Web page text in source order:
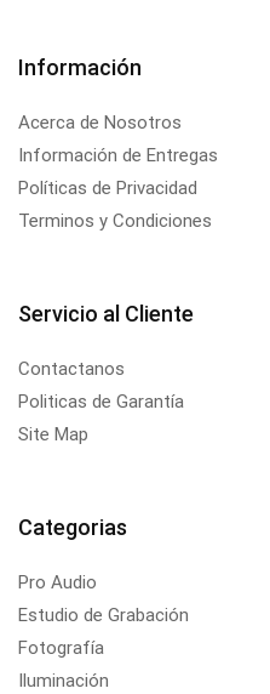
Información
Acerca de Nosotros
Información de Entregas
Políticas de Privacidad
Terminos y Condiciones
Servicio al Cliente
Contactanos
Politicas de Garantía
Site Map
Categorias
Pro Audio
Estudio de Grabación
Fotografía
Iluminación